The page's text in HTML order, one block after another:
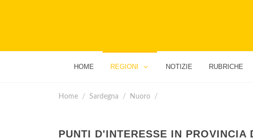
HOME REGIONI NOTIZIE RUBRICHE
Home Sardegna Nuoro
PUNTI D'INTERESSE IN PROVINCIA